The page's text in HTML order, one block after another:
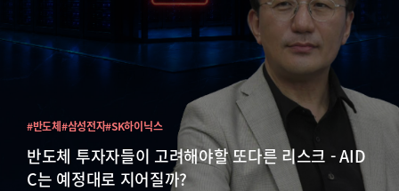
반도체 투자자들이 고려해야할 또다른 리스크 - AID
C는 예정대로 지어질까?
#반도체#삼성전자#SK하이닉스